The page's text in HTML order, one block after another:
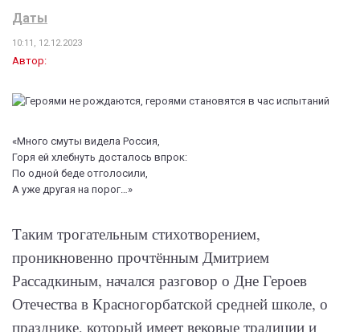
Даты
10:11, 12.12.2023
Автор:
«Много смуты видела Россия,
Горя ей хлебнуть досталось впрок:
По одной беде отголосили,
А уже другая на порог…»
Таким трогательным стихотворением,
проникновенно прочтённым Дмитрием
Рассадкиным, начался разговор о Дне Героев
Отечества в Красногорбатской средней школе, о
празднике, который имеет вековые традиции и